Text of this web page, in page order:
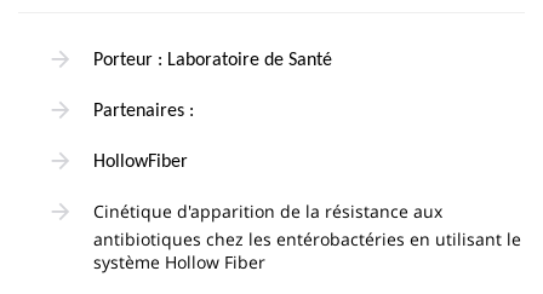
Porteur : Laboratoire de Santé
Partenaires :
HollowFiber
Cinétique d'apparition de la résistance aux
antibiotiques chez les entérobactéries en utilisant le
système Hollow Fiber